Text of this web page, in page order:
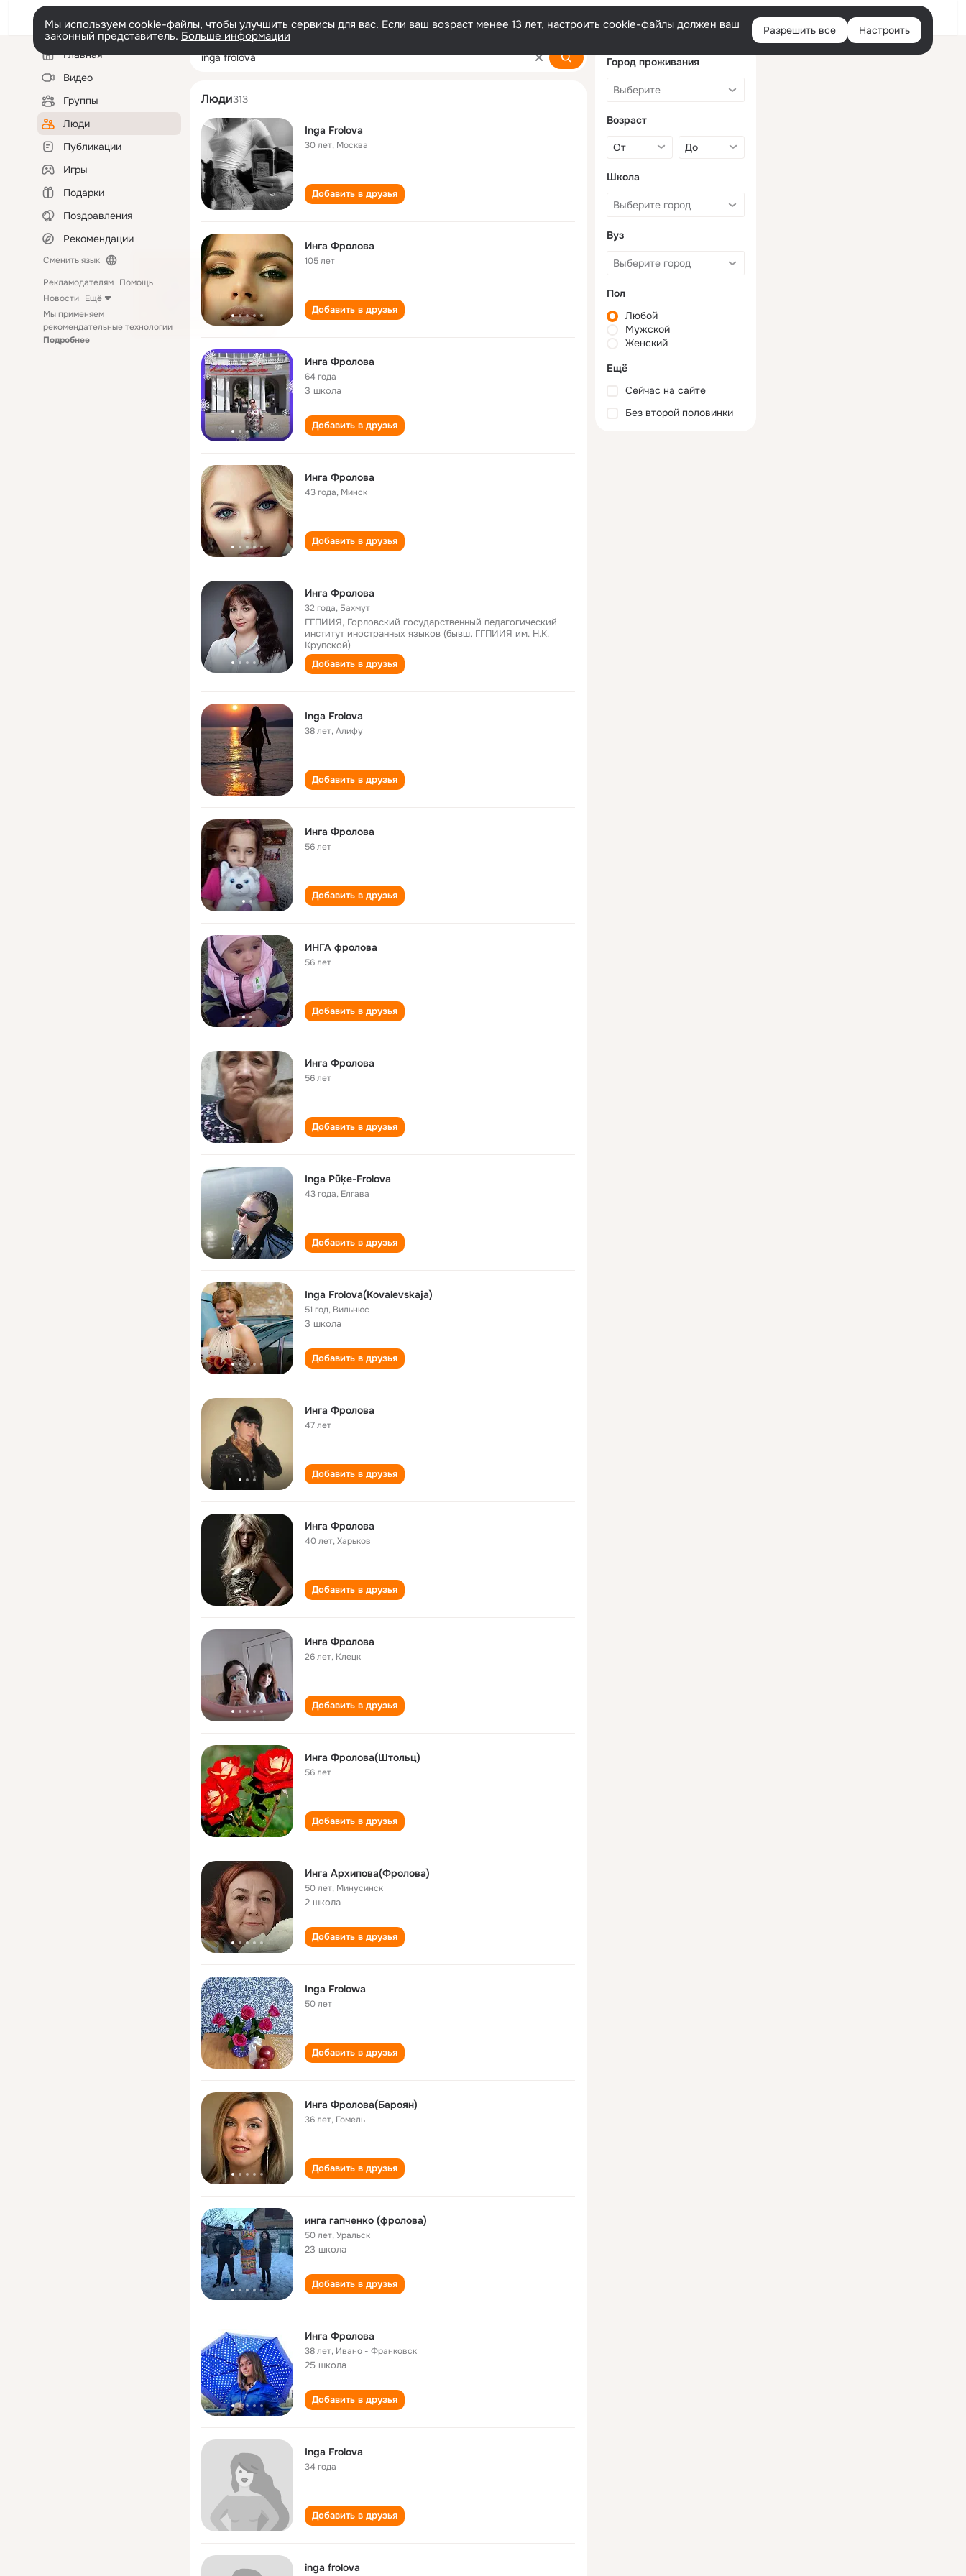
Войти
Мы используем cookie-файлы, чтобы улучшить сервисы для вас. Если ваш возраст менее 13 лет, настроить cookie-файлы должен ваш
законный представитель. Больше информации Разрешить все Настроить
Левая
колонкаГлавная
Видео
Группы
Люди
Публикации
Игры
Подарки
Поздравления
Рекомендации
Сменить язык
Рекламодателям Помощь
Новости Ещё
Мы применяем
рекомендательные технологии
Подробнее
inga frolova
Люди313
Inga Frolova
30 лет, Москва
Добавить в друзья
Инга Фролова
105 лет
Добавить в друзья
Инга Фролова
64 года
3 школа
Добавить в друзья
Инга Фролова
43 года, Минск
Добавить в друзья
Инга Фролова
32 года, Бахмут
ГГПИИЯ, Горловский государственный педагогический
институт иностранных языков (бывш. ГГПИИЯ им. Н.К.
Крупской)
Добавить в друзья
Inga Frolova
38 лет,Алифу
Добавить в друзья
Инга Фролова
56 лет
Добавить в друзья
ИНГА фролова
56 лет
Добавить в друзья
Инга Фролова
56 лет
Добавить в друзья
Inga Pūķe-Frolova
43 года, Елгава
Добавить в друзья
Inga Frolova(Kovalevskaja)
51 год, Вильнюс
3 школа
Добавить в друзья
Инга Фролова
47 лет
Добавить в друзья
Инга Фролова
40 лет,Харьков
Добавить в друзья
Инга Фролова
26 лет, Клецк
Добавить в друзья
Инга Фролова(Штольц)
56 лет
Добавить в друзья
Инга Архипова(Фролова)
50 лет, Минусинск
2 школа
Добавить в друзья
Inga Frolowa
50 лет
Добавить в друзья
Инга Фролова(Бароян)
36 лет, Гомель
Добавить в друзья
инга гапченко (фролова)
50 лет,Уральск
23 школа
Добавить в друзья
Инга Фролова
38 лет, Ивано - Франковск
25 школа
Добавить в друзья
Inga Frolova
34 года
Добавить в друзья
inga frolova
Город проживания
Возраст
Школа
Вуз
Пол
Любой
Мужской
Женский
Ещё
Сейчас на сайте
Без второй половинки